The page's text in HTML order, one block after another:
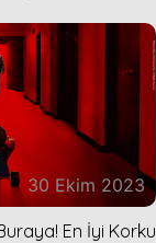
30 Ekim 2023
En İyi Korku